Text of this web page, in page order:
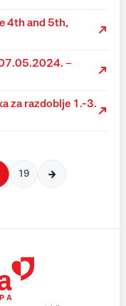
4th and 5th,
–
za razdoblje 1.-3.
19